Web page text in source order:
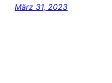
März 31, 2023